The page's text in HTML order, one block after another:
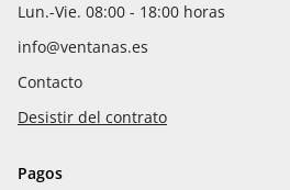
Lun.-Vie. 08:00 - 18:00 horas
info@ventanas.es
Contacto
Desistir del contrato
Pagos